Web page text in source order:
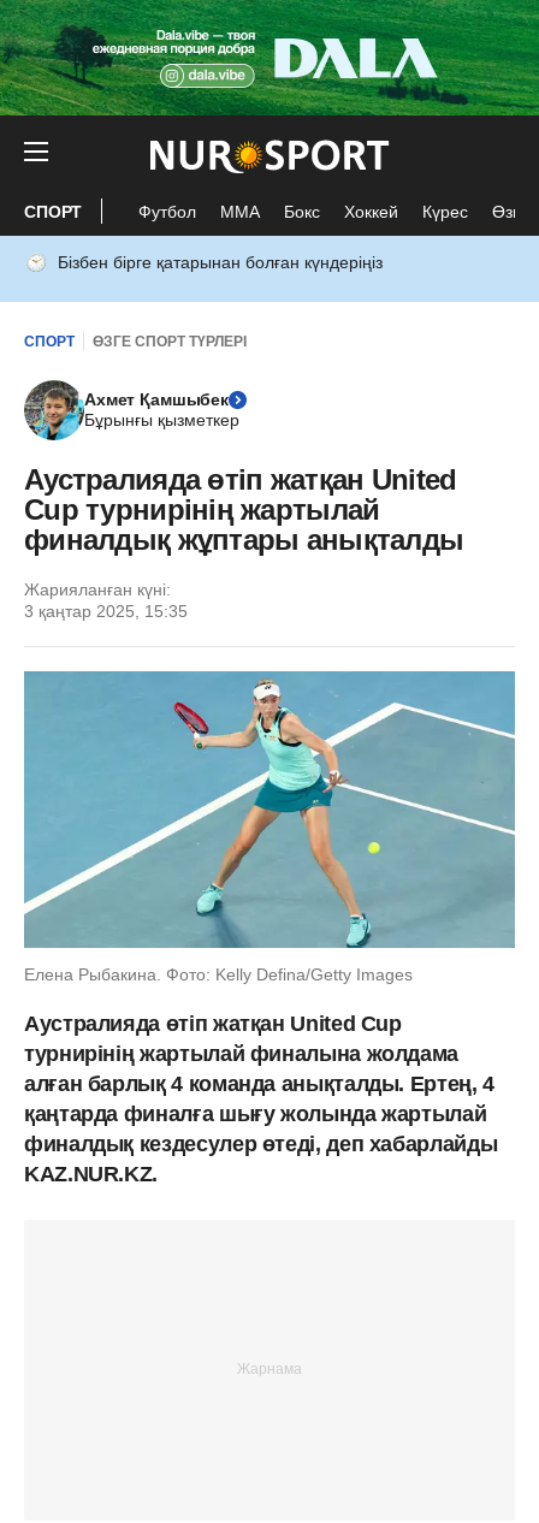
СПОРТ Футбол ММА Бокс Хоккей Күрес Өзге
Бізбен бірге қатарынан болған күндеріңіз
СПОРТ ӨЗГЕ СПОРТ ТҮРЛЕРІ
Ахмет Қамшыбек
Бұрынғы қызметкер
Аустралияда өтіп жатқан United
Cup турнирінің жартылай
финалдық жұптары анықталды
Жарияланған күні:
3 қаңтар 2025, 15:35
Елена Рыбакина. Фото: Kelly Defina/Getty Images
Аустралияда өтіп жатқан United Cup
турнирінің жартылай финалына жолдама
алған барлық 4 команда анықталды. Ертең, 4
қаңтарда финалға шығу жолында жартылай
финалдық кездесулер өтеді, деп хабарлайды
KAZ.NUR.KZ.